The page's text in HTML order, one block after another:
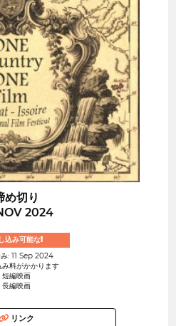
め切り
2024
込み可能な!
: 11 Sep 2024
み料がかかります
短編映画
長編映画
リンク